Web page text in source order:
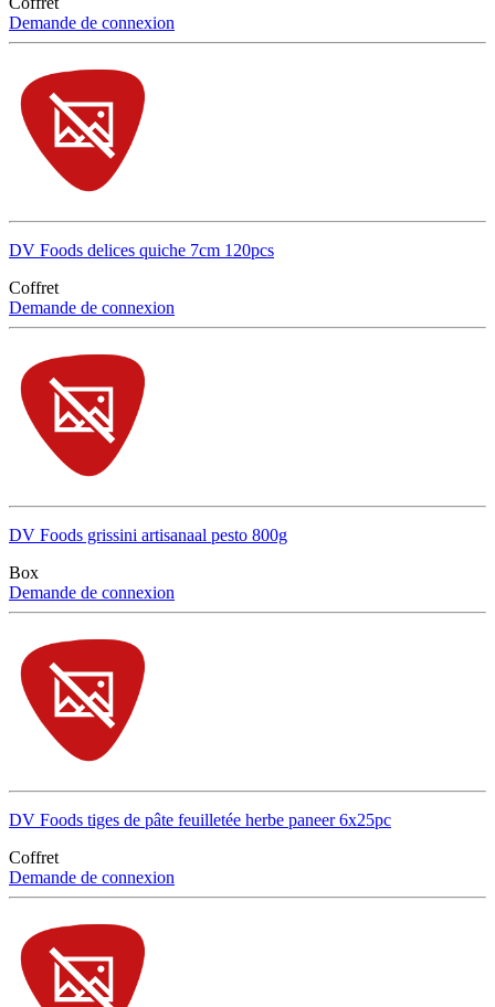
Demande de connexion
DV Foods delices quiche 7cm 120pcs
Coffret
Demande de connexion
DV Foods grissini artisanaal pesto 800g
Box
Demande de connexion
DV Foods tiges de pâte feuilletée herbe paneer 6x25pc
Coffret
Demande de connexion